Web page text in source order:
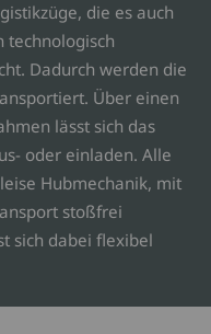
die es auch
technologisch
Dadurch werden die
Über einen
lässt sich das
oder einladen. Alle
Hubmechanik, mit
stoßfrei
sich dabei flexibel